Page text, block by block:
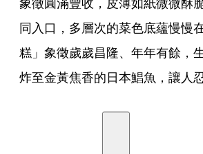
同入口，多層次的菜色底蘊慢慢
糕」象徵歲歲昌隆、年年有餘，
炸至金黃焦香的日本鯧魚，讓人